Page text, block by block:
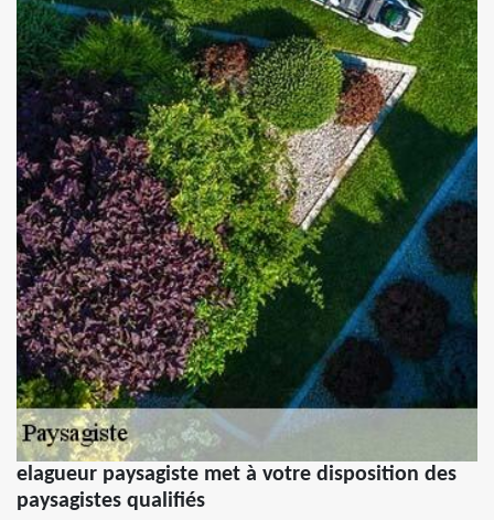
elagueur paysagiste met à votre disposition des
paysagistes qualifiés